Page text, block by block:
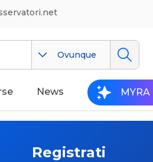
Ovunque
News MYRA
Registrati